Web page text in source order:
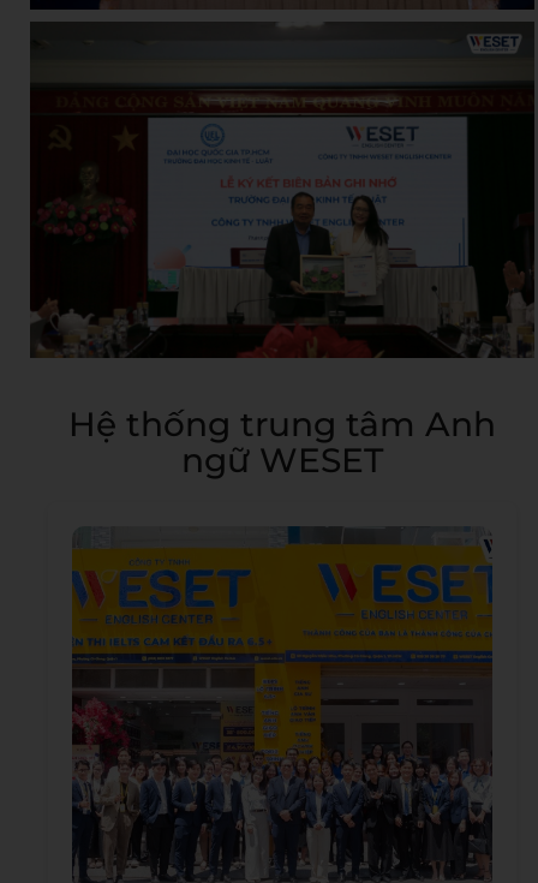
Hệ thống trung tâm Anh
ngữ WESET